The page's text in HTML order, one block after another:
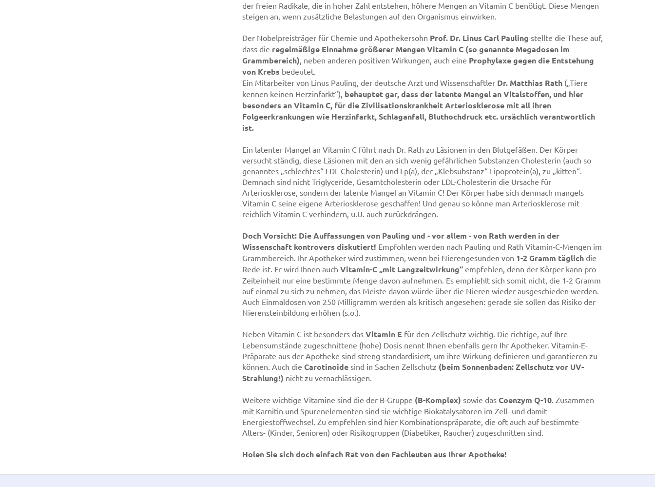
der freien Radikale, die in hoher Zahl entstehen, höhere Mengen an Vitamin C benötigt. Diese Mengen
steigen an, wenn zusätzliche Belastungen auf den Organismus einwirken.
Der Nobelpreisträger für Chemie und Apothekersohn Prof. Dr. Linus Carl Pauling stellte die These auf,
dass die regelmäßige Einnahme größerer Mengen Vitamin C (so genannte Megadosen im
Grammbereich), neben anderen positiven Wirkungen, auch eine Prophylaxe gegen die Entstehung
von Krebs bedeutet.
Ein Mitarbeiter von Linus Pauling, der deutsche Arzt und Wissenschaftler Dr. Matthias Rath („Tiere
kennen keinen Herzinfarkt“), behauptet gar, dass der latente Mangel an Vitalstoffen, und hier
besonders an Vitamin C, für die Zivilisationskrankheit Arteriosklerose mit all ihren
Folgeerkrankungen wie Herzinfarkt, Schlaganfall, Bluthochdruck etc. ursächlich verantwortlich
ist.
Ein latenter Mangel an Vitamin C führt nach Dr. Rath zu Läsionen in den Blutgefäßen. Der Körper
versucht ständig, diese Läsionen mit den an sich wenig gefährlichen Substanzen Cholesterin (auch so
genanntes „schlechtes“ LDL-Cholesterin) und Lp(a), der „Klebsubstanz“ Lipoprotein(a), zu „kitten“.
Demnach sind nicht Triglyceride, Gesamtcholesterin oder LDL-Cholesterin die Ursache für
Arteriosklerose, sondern der latente Mangel an Vitamin C! Der Körper habe sich demnach mangels
Vitamin C seine eigene Arteriosklerose geschaffen! Und genau so könne man Arteriosklerose mit
reichlich Vitamin C verhindern, u.U. auch zurückdrängen.
Doch Vorsicht: Die Auffassungen von Pauling und - vor allem - von Rath werden in der
Wissenschaft kontrovers diskutiert! Empfohlen werden nach Pauling und Rath Vitamin-C-Mengen im
Grammbereich. Ihr Apotheker wird zustimmen, wenn bei Nierengesunden von 1-2 Gramm täglich die
Rede ist. Er wird Ihnen auch Vitamin-C „mit Langzeitwirkung“ empfehlen, denn der Körper kann pro
Zeiteinheit nur eine bestimmte Menge davon aufnehmen. Es empfiehlt sich somit nicht, die 1-2 Gramm
auf einmal zu sich zu nehmen, das Meiste davon würde über die Nieren wieder ausgeschieden werden.
Auch Einmaldosen von 250 Milligramm werden als kritisch angesehen: gerade sie sollen das Risiko der
Nierensteinbildung erhöhen (s.o.).
Neben Vitamin C ist besonders das Vitamin E für den Zellschutz wichtig. Die richtige, auf Ihre
Lebensumstände zugeschnittene (hohe) Dosis nennt Ihnen ebenfalls gern Ihr Apotheker. Vitamin-E-
Präparate aus der Apotheke sind streng standardisiert, um ihre Wirkung definieren und garantieren zu
können. Auch die Carotinoide sind in Sachen Zellschutz (beim Sonnenbaden: Zellschutz vor UV-
Strahlung!) nicht zu vernachlässigen.
Weitere wichtige Vitamine sind die der B-Gruppe (B-Komplex) sowie das Coenzym Q-10. Zusammen
mit Karnitin und Spurenelementen sind sie wichtige Biokatalysatoren im Zell- und damit
Energiestoffwechsel. Zu empfehlen sind hier Kombinationspräparate, die oft auch auf bestimmte
Alters- (Kinder, Senioren) oder Risikogruppen (Diabetiker, Raucher) zugeschnitten sind.
Holen Sie sich doch einfach Rat von den Fachleuten aus Ihrer Apotheke!